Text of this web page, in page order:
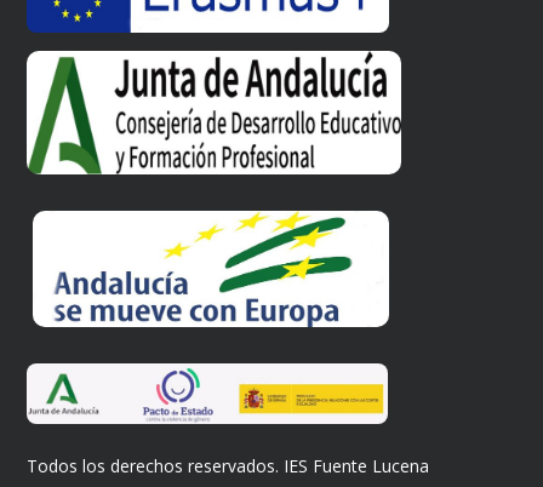
Todos los derechos reservados. IES Fuente Lucena